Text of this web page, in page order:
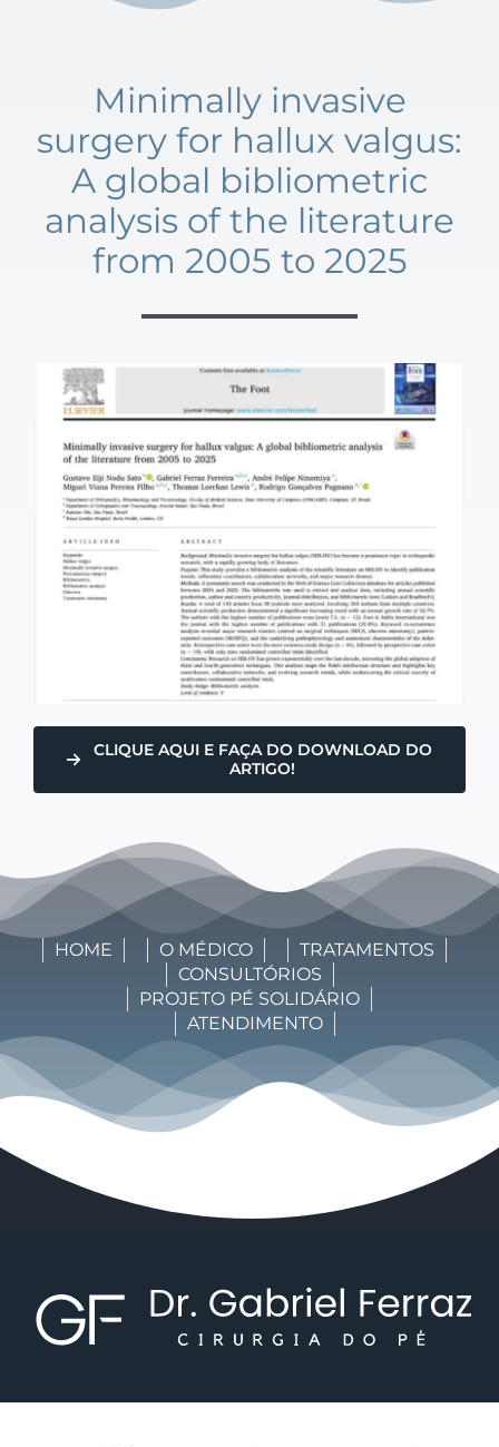
Minimally invasive
surgery for hallux valgus:
A global bibliometric
analysis of the literature
from 2005 to 2025
CLIQUE AQUI E FAÇA DO DOWNLOAD DO
ARTIGO!
HOME O MÉDICO
TRATAMENTOS
CONSULTÓRIOS
PROJETO PÉ SOLIDÁRIO
ATENDIMENTO